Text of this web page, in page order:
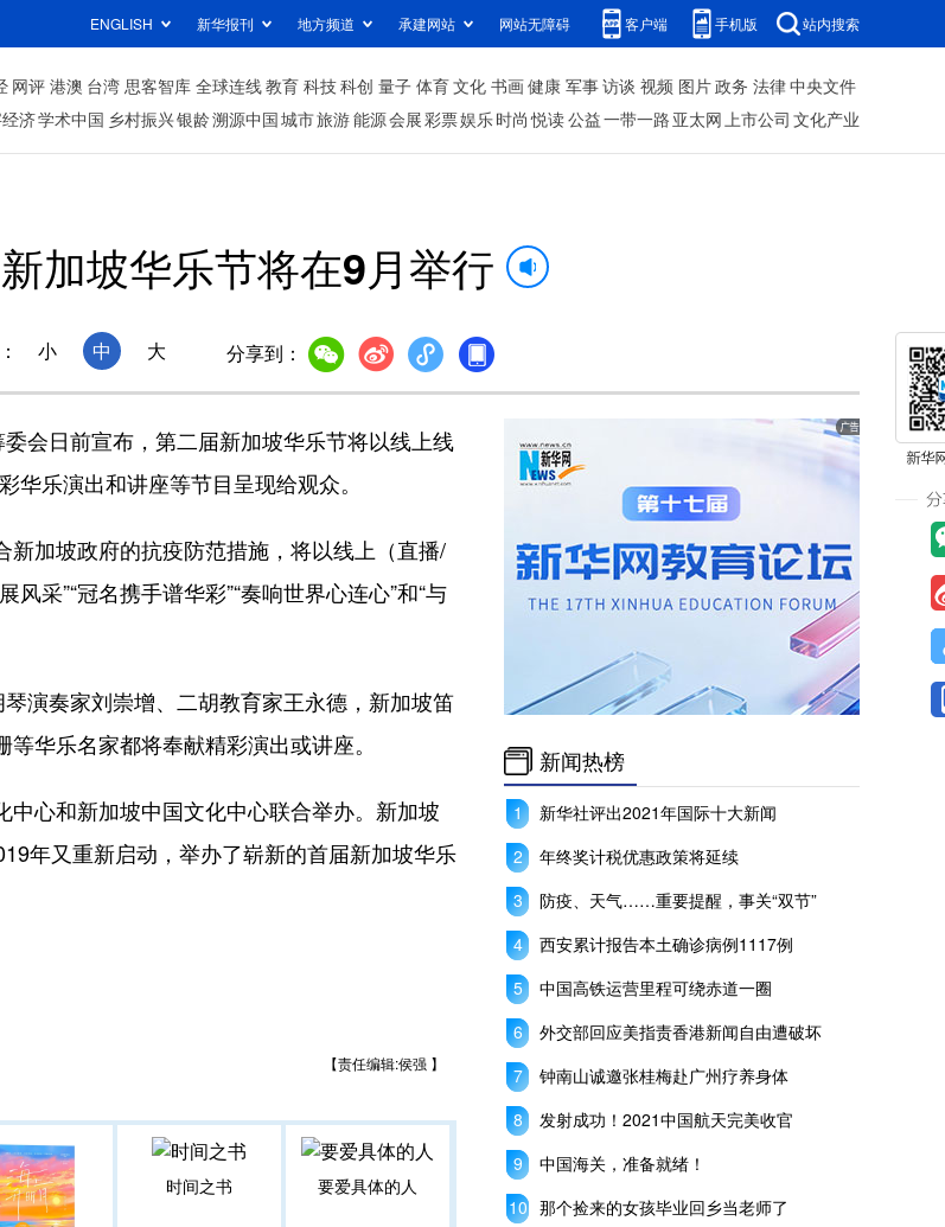
ENGLISH 新华报刊 地方频道 承建网站 网站无障碍 客户端 手机版 站内搜索
网评 港澳 台湾 思客智库 全球连线教育 科技科创 量子 体育文化 书画健康 军事访谈 视频 图片政务 法律中央文件
济学术中国 乡村振兴银龄溯源中国城市旅游能源会展彩票娱乐时尚 悦读公益一带一路 亚太网上市公司 文化产业
加坡华乐节将在9月举行
小 中 大 分享到：
日前宣布，第二届新加坡华乐节将以线上线
乐演出和讲座等节目呈现给观众。
加坡政府的抗疫防范措施，将以线上（直播/
采”“冠名携手谱华彩”“奏响世界心连心”和“与
演奏家刘崇增、二胡教育家王永德，新加坡笛
华乐名家都将奉献精彩演出或讲座。
心和新加坡中国文化中心联合举办。新加坡
年又重新启动，举办了崭新的首届新加坡华乐
【责任编辑:侯强 】
时间之书 要爱具体的人
新闻热榜
新华社评出2021年国际十大新闻
年终奖计税优惠政策将延续
防疫、天气……重要提醒，事关“双节”
西安累计报告本土确诊病例1117例
中国高铁运营里程可绕赤道一圈
外交部回应美指责香港新闻自由遭破坏
钟南山诚邀张桂梅赴广州疗养身体
发射成功！2021中国航天完美收官
中国海关，准备就绪！
那个捡来的女孩毕业回乡当老师了